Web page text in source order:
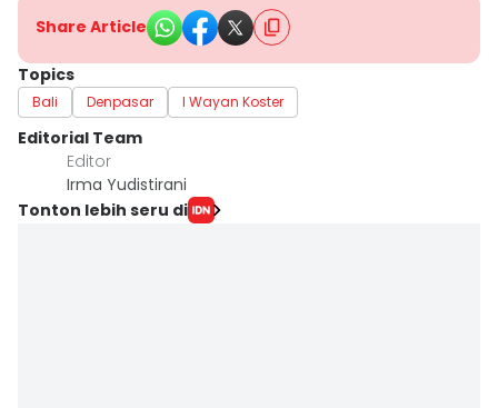
Share Article
Topics
Bali Denpasar I Wayan Koster
Editorial Team
Editor
Irma Yudistirani
Tonton lebih seru di